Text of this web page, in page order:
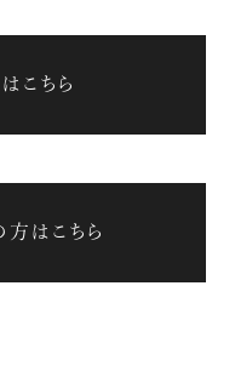
こちら
はこちら